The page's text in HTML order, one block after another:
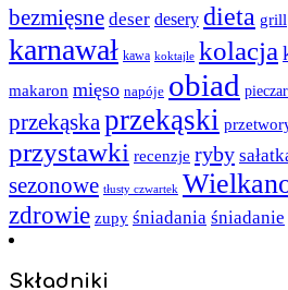
bezmięsne deser desery dieta grill
karnawał kawa koktajle kolacja
makaron mięso napóje obiad
przekąskaprzekąski
przystawki recenzje ryby
sezonowe tłusty czwartek
zdrowie zupy śniadania śniadanie
Składniki